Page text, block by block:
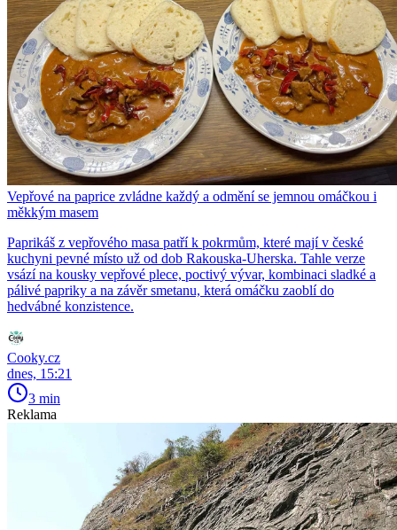
Vepřové na paprice zvládne každý a odmění se jemnou omáčkou i
měkkým masem
Paprikáš z vepřového masa patří k pokrmům, které mají v české
kuchyni pevné místo už od dob Rakouska-Uherska. Tahle verze
vsází na kousky vepřové plece, poctivý vývar, kombinaci sladké a
pálivé papriky a na závěr smetanu, která omáčku zaoblí do
hedvábné konzistence.
Cooky.cz
dnes, 15:21
3 min
Reklama